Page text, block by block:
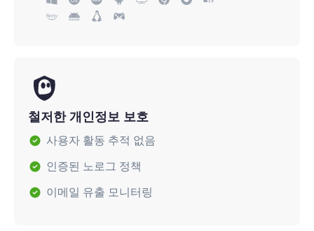
철저한 개인정보 보호
사용자 활동 추적 없음
인증된 노로그 정책
이메일 유출 모니터링